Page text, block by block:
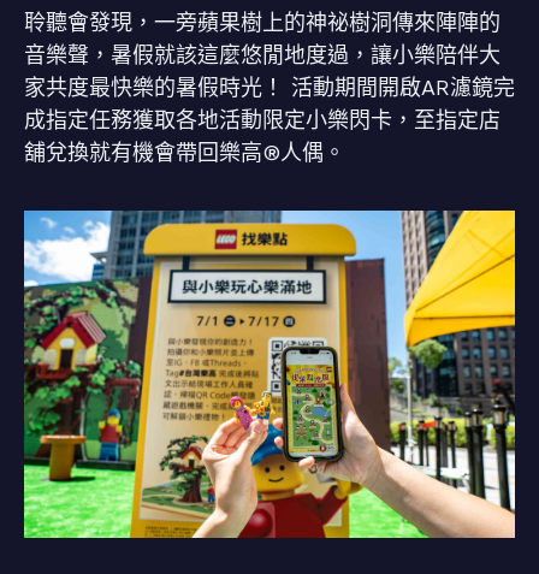
聆聽會發現，一旁蘋果樹上的神祕樹洞傳來陣陣的
音樂聲，暑假就該這麼悠閒地度過，讓小樂陪伴大
家共度最快樂的暑假時光！ 活動期間開啟AR濾鏡完
成指定任務獲取各地活動限定小樂閃卡，至指定店
舖兌換就有機會帶回樂高®人偶。